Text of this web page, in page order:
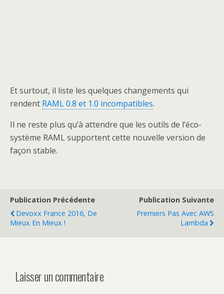
Et surtout, il liste les quelques changements qui
rendent RAML 0.8 et 1.0 incompatibles.
Il ne reste plus qu’à attendre que les outils de l’éco-
système RAML supportent cette nouvelle version de
façon stable.
Publication Précédente
Devoxx France 2016, De
Mieux En Mieux !
Publication Suivante
Premiers Pas Avec AWS
Lambda
Laisser un commentaire